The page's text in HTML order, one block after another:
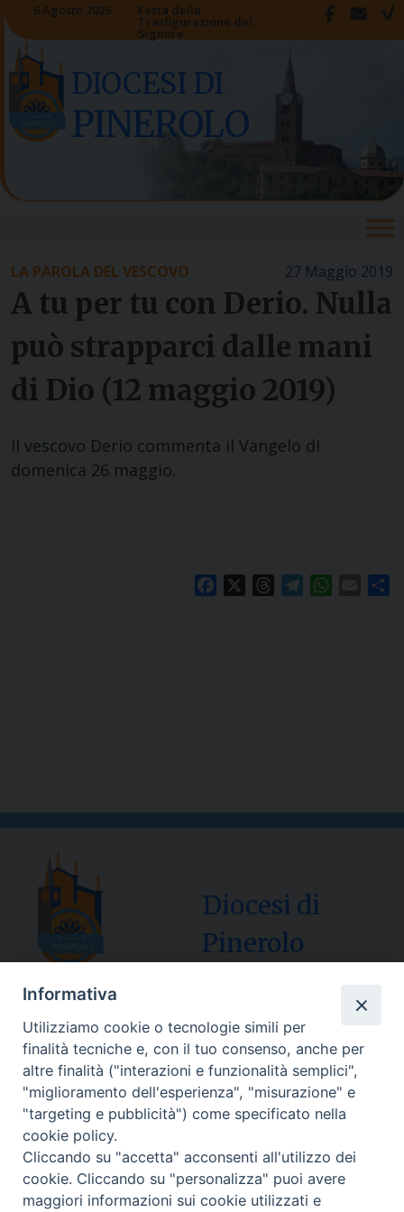
to
content
DIOCESI DI
PINEROLO
6 Agosto 2026 Festa della
Trasfigurazione del
Signore
27 Maggio 2019
LA PAROLA DEL VESCOVO
A tu per tu con Derio. Nulla
può strapparci dalle mani
di Dio (12 maggio 2019)
Il vescovo Derio commenta il Vangelo di
domenica 26 maggio.
Facebook ThreadsTelegramWhatsApp
Email
Diocesi di
Pinerolo
Sede Curia:
Via Vescovado, 1 – 10064 Pinerolo
Segreteria Generale Centralino Tel: 0121.37.33.20
e-mail: centralino@diocesipinerolo.it
Orari e giorni di apertura:
Informativa
Utilizziamo cookie o tecnologie simili per
finalità tecniche e, con il tuo consenso, anche per
altre finalità ("interazioni e funzionalità semplici",
"miglioramento dell'esperienza", "misurazione" e
"targeting e pubblicità") come specificato nella
cookie policy.
Cliccando su "accetta" acconsenti all'utilizzo dei
cookie. Cliccando su "personalizza" puoi avere
maggiori informazioni sui cookie utilizzati e